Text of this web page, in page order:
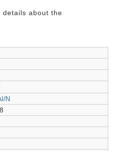
details about the
N